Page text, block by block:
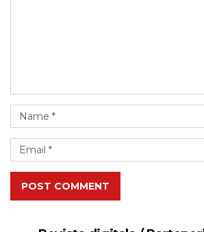
POST COMMENT